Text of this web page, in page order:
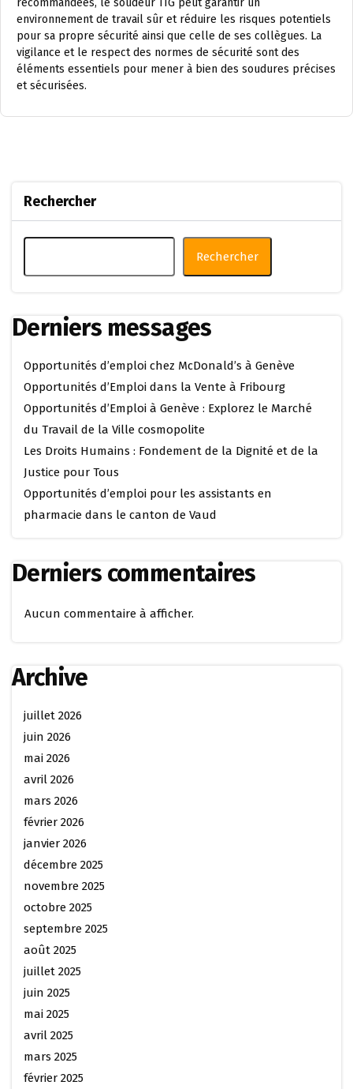
recommandées, le soudeur TIG peut garantir un
environnement de travail sûr et réduire les risques potentiels
pour sa propre sécurité ainsi que celle de ses collègues. La
vigilance et le respect des normes de sécurité sont des
éléments essentiels pour mener à bien des soudures précises
et sécurisées.
Rechercher
Rechercher
Derniers messages
Opportunités d’emploi chez McDonald’s à Genève
Opportunités d’Emploi dans la Vente à Fribourg
Opportunités d’Emploi à Genève : Explorez le Marché
du Travail de la Ville cosmopolite
Les Droits Humains : Fondement de la Dignité et de la
Justice pour Tous
Opportunités d’emploi pour les assistants en
pharmacie dans le canton de Vaud
Derniers commentaires
Aucun commentaire à afficher.
Archive
juillet 2026
juin 2026
mai 2026
avril 2026
mars 2026
février 2026
janvier 2026
décembre 2025
novembre 2025
octobre 2025
septembre 2025
août 2025
juillet 2025
juin 2025
mai 2025
avril 2025
mars 2025
février 2025